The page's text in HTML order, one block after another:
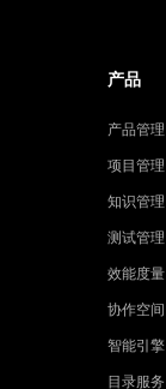
产品
产品管理
项目管理
知识管理
测试管理
效能度量
协作空间
智能引擎
目录服务